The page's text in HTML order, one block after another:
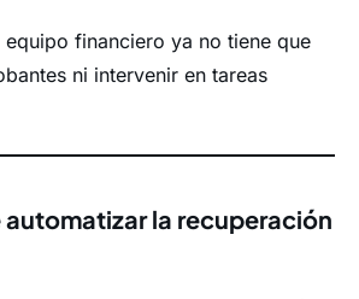
financiero ya no tiene que
ni intervenir en tareas
la recuperación